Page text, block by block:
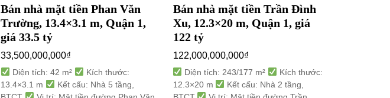
Bán nhà mặt tiền Phan Văn
Trường, 13.4×3.1 m, Quận 1,
giá 33.5 tỷ
33,500,000,000₫
Diện tích: 42 m²
Kích thước:
13.4×3.1 m
Kết cấu: Nhà 5 tầng,
Bán nhà mặt tiền Trần Đình
Xu, 12.3×20 m, Quận 1, giá
122 tỷ
122,000,000,000₫
Diện tích: 243/177 m²
Kích thước:
12.3×20 m
Kết cấu: Nhà 2 tầng,